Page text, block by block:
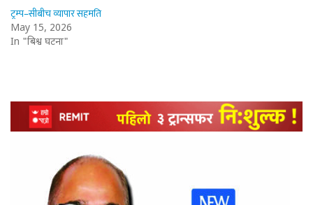
ट्रम्प–सीबीच व्यापार सहमति
May 15, 2026
In "बिश्व घटना"